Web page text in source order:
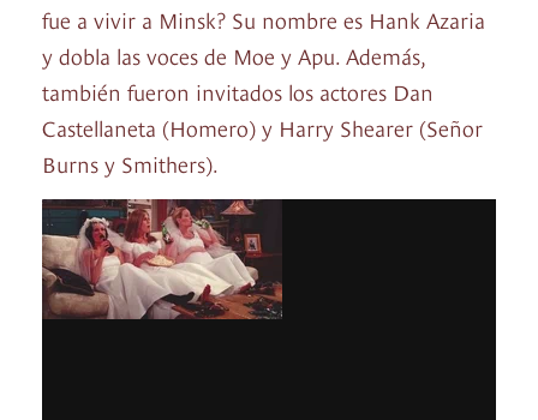
fue a vivir a Minsk? Su nombre es Hank Azaria
y dobla las voces de Moe y Apu. Además,
también fueron invitados los actores Dan
Castellaneta (Homero) y Harry Shearer (Señor
Burns y Smithers).